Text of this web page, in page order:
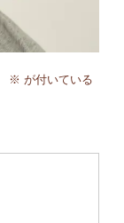
※ が付いている